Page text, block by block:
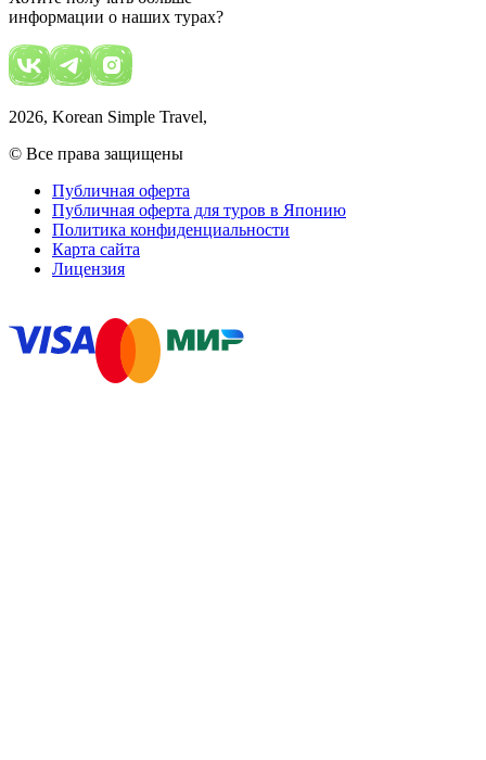
информации о наших турах?
2026, Korean Simple Travel,
© Все права защищены
Публичная оферта
Публичная оферта для туров в Японию
Политика конфиденциальности
Карта сайта
Лицензия